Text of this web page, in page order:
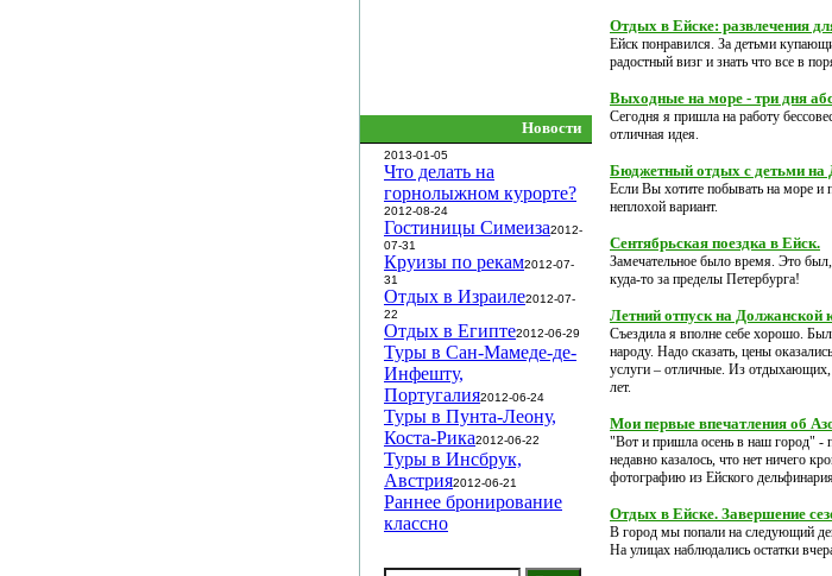
Новости
2013-01-05
Что делать на
горнолыжном курорте?
2012-08-24
Гостиницы Симеиза2012-
07-31
Круизы по рекам2012-07-
31
Отдых в Израиле2012-07-
22
Отдых в Египте2012-06-29
Туры в Сан-Мамеде-де-
Инфешту,
Португалия2012-06-24
Туры в Пунта-Леону,
Коста-Рика2012-06-22
Туры в Инсбрук,
Австрия2012-06-21
Раннее бронирование
классно
Отдых в Ейске: развлечения
Ейск понравился. За детьми
радостный визг и знать что все в
Выходные на море - три дня
Сегодня я пришла на работу
отличная идея.
Бюджетный отдых с детьми на
Если Вы хотите побывать на море и
неплохой вариант.
Сентябрьская поездка в Ейск.
Замечательное было время. Это
куда-то за пределы Петербурга!
Летний отпуск на Должанской
Съездила я вполне себе хорошо.
народу. Надо сказать, цены
услуги – отличные. Из
лет.
Мои первые впечатления об
"Вот и пришла осень в наш город" -
недавно казалось, что нет ничего
фотографию из Ейского
Отдых в Ейске. Завершение
В город мы попали на следующий
На улицах наблюдались остатки